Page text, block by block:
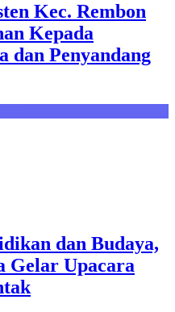
Kec. Rembon
Kepada
dan Penyandang
dan Budaya,
Gelar Upacara